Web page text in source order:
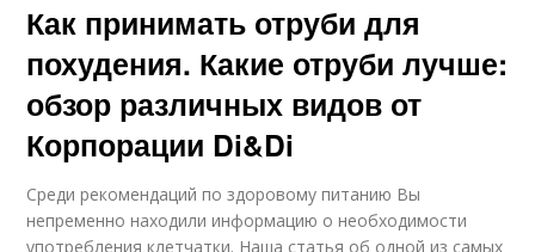
Как принимать отруби для
похудения. Какие отруби лучше:
обзор различных видов от
Корпорации Di&Di
Среди рекомендаций по здоровому питанию Вы
непременно находили информацию о необходимости
употребления клетчатки. Наша статья об одной из самых